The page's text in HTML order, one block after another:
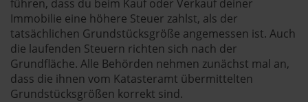
führen, dass du beim Kauf oder Verkauf deiner
Immobilie eine höhere Steuer zahlst, als der
tatsächlichen Grundstücksgröße angemessen ist. Auch
die laufenden Steuern richten sich nach der
Grundfläche. Alle Behörden nehmen zunächst mal an,
dass die ihnen vom Katasteramt übermittelten
Grundstücksgrößen korrekt sind.